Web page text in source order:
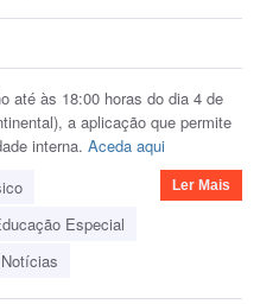
até às 18:00 horas do dia 4 de
a aplicação que permite
interna. Aceda aqui
Especial
Ler Mais